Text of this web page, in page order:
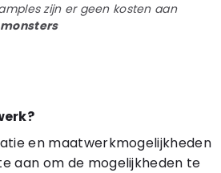
zijn er geen kosten aan
en maatwerkmogelijkheden
aan om de mogelijkheden te